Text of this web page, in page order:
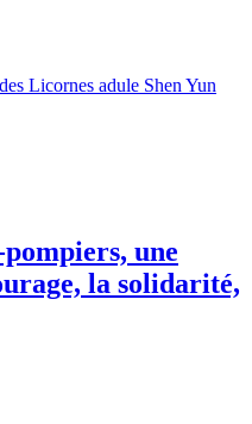
Licornes adule Shen Yun
une
la solidarité,